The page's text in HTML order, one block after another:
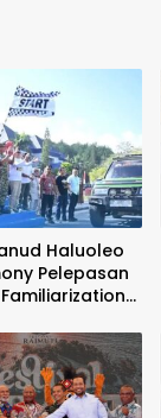
Haluoleo
Pelepasan